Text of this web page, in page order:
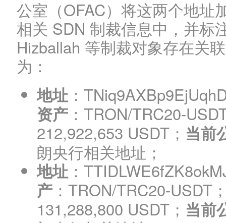
公室（OFAC）将这两个地址
相关 SDN 制裁信息中，并标
Hizballah 等制裁对象存在关
为：
地址 ：
资产 ：TRON/TRC20-
212,922,653 USDT； 当前
朗央行相关地址；
地址 ：
产 ：TRON/TRC20-USDT
131,288,800 USDT； 当前